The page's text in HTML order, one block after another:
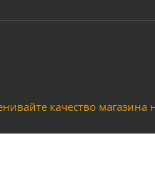
черная со стеклом С5